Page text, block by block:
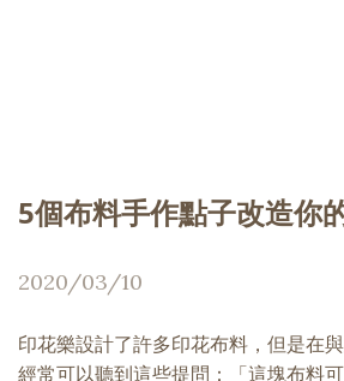
5個布料手作點子改造你
2020/03/10
印花樂設計了許多印花布料，但是在
經常可以聽到這些提問：「這塊布料